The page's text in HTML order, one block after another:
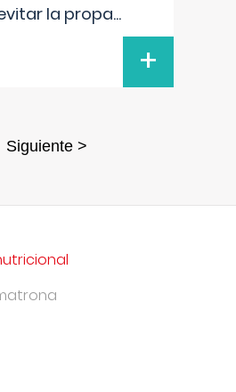
la propa...
+
Siguiente >